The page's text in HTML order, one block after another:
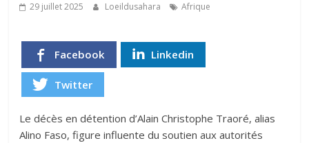
29 juillet 2025 Loeildusahara Afrique
Facebook Linkedin
Twitter
Le décès en détention d’Alain Christophe Traoré, alias
Alino Faso, figure influente du soutien aux autorités